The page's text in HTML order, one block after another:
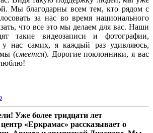
Мы благодарны всем тем, кто рядом с
за нас во время национального
что все это мы делаем для вас. Наши
такие видеозаписи и фотографии,
нас самих, я каждый раз удивляюсь,
(смеется). Дорогие поклонники, я вас
люблю!
Уже более тридцати лет
«Еркрамас» рассказывает о